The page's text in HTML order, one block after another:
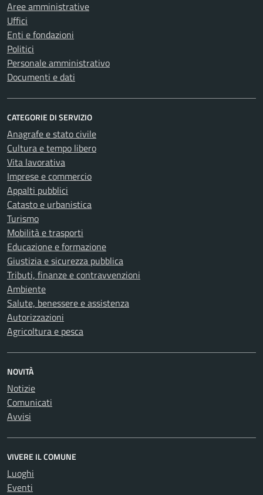
Aree amministrative
Uffici
Enti e fondazioni
Politici
Personale amministrativo
Documenti e dati
CATEGORIE DI SERVIZIO
Anagrafe e stato civile
Cultura e tempo libero
Vita lavorativa
Imprese e commercio
Appalti pubblici
Catasto e urbanistica
Turismo
Mobilità e trasporti
Educazione e formazione
Giustizia e sicurezza pubblica
Tributi, finanze e contravvenzioni
Ambiente
Salute, benessere e assistenza
Autorizzazioni
Agricoltura e pesca
NOVITÀ
Notizie
Comunicati
Avvisi
VIVERE IL COMUNE
Luoghi
Eventi